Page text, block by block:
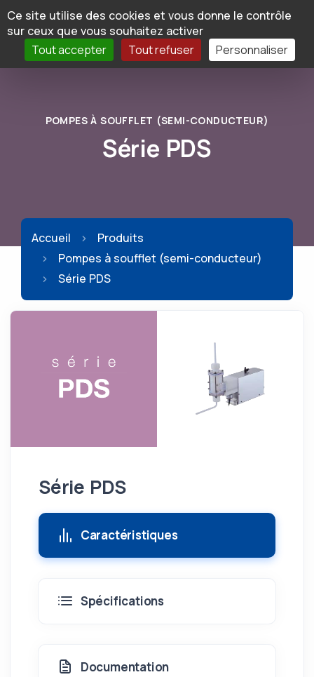
Panneau de gestion des cookies
Ce site utilise des cookies et vous donne le contrôle
sur ceux que vous souhaitez activer
Tout accepter
Tout refuser Personnaliser
POMPES À SOUFFLET (SEMI-CONDUCTEUR)
Série PDS
Accueil
Produits
Pompes à soufflet (semi-conducteur)
Série PDS
Série PDS
Caractéristiques
Spécifications
Documentation